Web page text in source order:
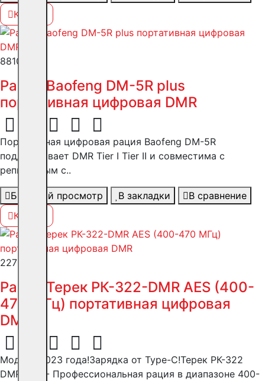
Купить
8810 ₽
Рация Baofeng DM-5R plus
портативная цифровая DMR
Портативная цифровая рация Baofeng DM-5R
поддерживает DMR Tier I Tier II и совместима с
репитерным с..
Быстрый просмотр В закладки
В сравнение
Купить
22750 ₽
Рация Терек РК-322-DMR AES (400-
470 МГц) портативная цифровая
DMR
Модель 2023 года!Зарядка от Type-C!Терек РК-322
DMR AES - Профессиональная рация в диапазоне 400-